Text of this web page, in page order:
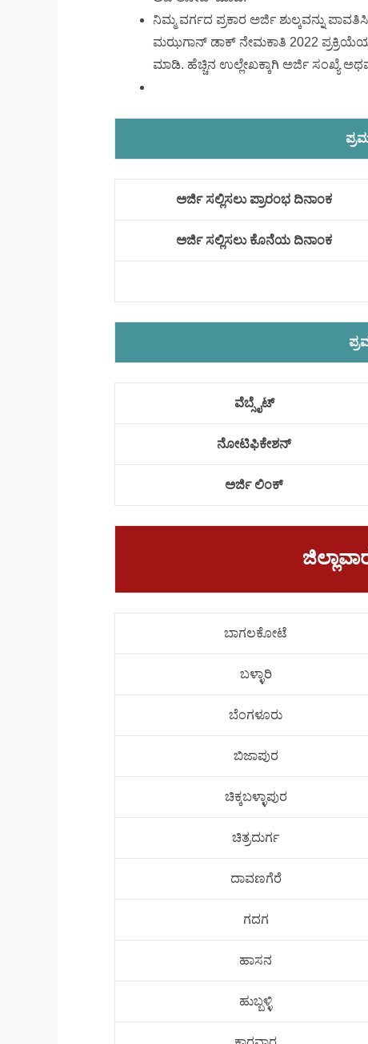
ನಿಮ್ಮ ವರ್ಗದ ಪ್ರಕಾರ ಅರ್ಜಿ ಶುಲ್ಕವನ್ನು
ಮಝಗಾನ್ ಡಾಕ್‌ ನೇಮಕಾತಿ 2022
ಮಾಡಿ. ಹೆಚ್ಚಿನ ಉಲ್ಲೇಖಕ್ಕಾಗಿ ಅರ್ಜಿ ಸಂಖ್ಯೆ
ಅರ್ಜಿ ಸಲ್ಲಿಸಲು ಪ್ರಾರಂಭ ದಿನಾಂಕ
ಅರ್ಜಿ ಸಲ್ಲಿಸಲು ಕೊನೆಯ ದಿನಾಂಕ
ವೆಬ್ಸೈಟ್
ನೋಟಿಫಿಕೇಶನ್
ಅರ್ಜಿ ಲಿಂಕ್
ಬಾಗಲಕೋಟೆ
ಬಳ್ಳಾರಿ
ಬೆಂಗಳೂರು
ಬಿಜಾಪುರ
ಚಿಕ್ಕಬಳ್ಳಾಪುರ
ಚಿತ್ರದುರ್ಗ
ದಾವಣಗೆರೆ
ಗದಗ
ಹಾಸನ
ಹುಬ್ಬಳ್ಳಿ